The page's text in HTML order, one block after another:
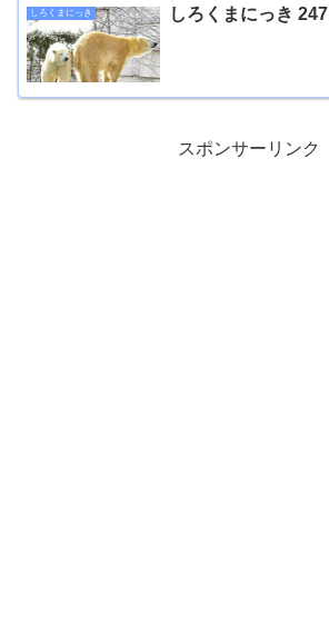
しろくまにっき しろくまにっき 247
スポンサーリンク